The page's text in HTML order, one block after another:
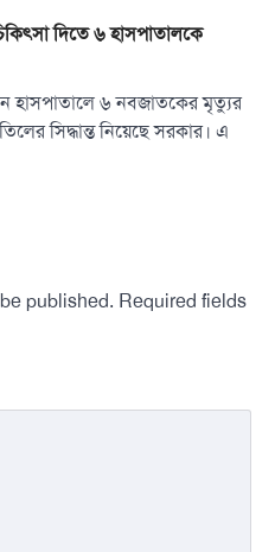
দিতে ৬ হাসপাতালকে
হাসপাতালে ৬ নবজাতকের মৃত্যুর
সিদ্ধান্ত নিয়েছে সরকার। এ
published. Required fields